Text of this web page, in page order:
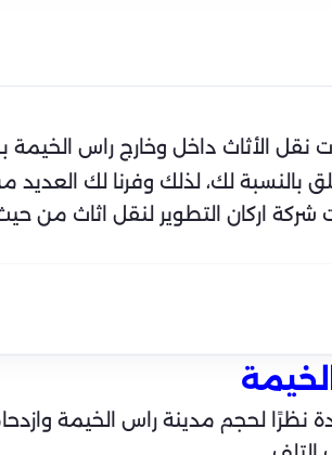
نقل الأثاث داخل وخارج راس
بالنسبة لك، لذلك وفرنا لك العديد
اركان التطوير لنقل اثاث من حيث
نظرًا لحجم مدينة راس الخيمة